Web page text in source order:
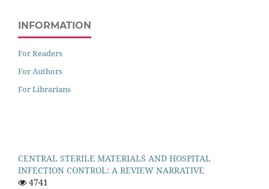
INFORMATION
For Readers
For Authors
For Librarians
CENTRAL STERILE MATERIALS AND HOSPITAL
INFECTION CONTROL: A REVIEW NARRATIVE
4741